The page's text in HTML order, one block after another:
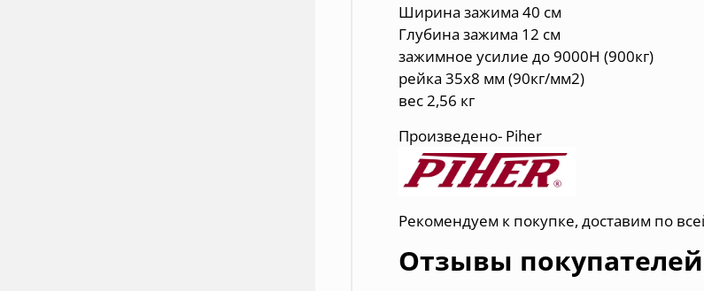
Ширина зажима 40 см
Глубина зажима 12 см
зажимное усилие до 9000Н (900кг)
рейка 35х8 мм (90кг/мм2)
вес 2,56 кг
Произведено- Piher
Рекомендуем к покупке, доставим по
Отзывы покупателей